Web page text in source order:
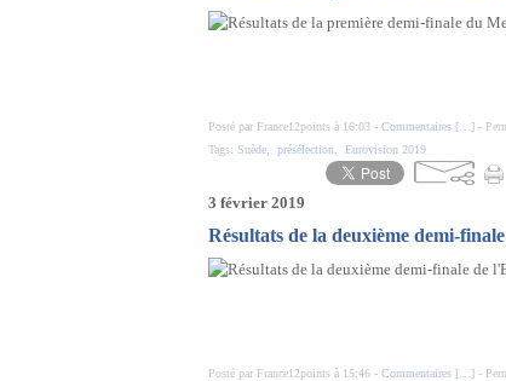
Posté par France12points à 16:03 - Commentaires [ ] -
Tags: Suède présélection Eurovision 2019
3 février 2019
Résultats de la deuxième demi-
Posté par France12points à 15:46 - Commentaires [ ] -